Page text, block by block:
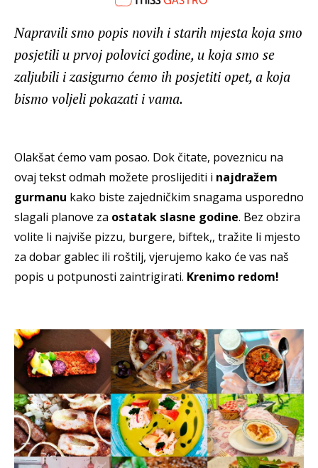
Napravili smo popis novih i starih mjesta koja smo
posjetili u prvoj polovici godine, u koja smo se
zaljubili i zasigurno ćemo ih posjetiti opet, a koja
bismo voljeli pokazati i vama.
Olakšat ćemo vam posao. Dok čitate, poveznicu na
ovaj tekst odmah možete proslijediti i najdražem
gurmanu kako biste zajedničkim snagama usporedno
slagali planove za ostatak slasne godine. Bez obzira
volite li najviše pizzu, burgere, biftek,, tražite li mjesto
za dobar gablec ili roštilj, vjerujemo kako će vas naš
popis u potpunosti zaintrigirati. Krenimo redom!